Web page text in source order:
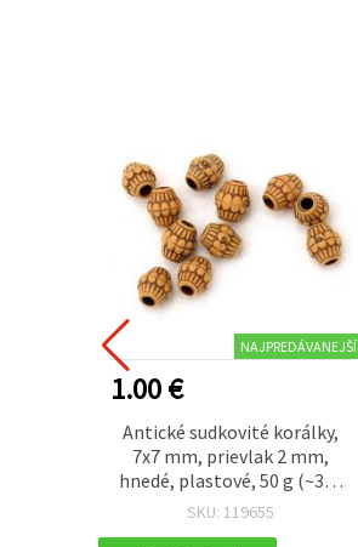
NAJPREDÁVANEJŠÍ
1.00 €
Antické sudkovité korálky,
7x7 mm, prievlak 2 mm,
hnedé, plastové, 50 g (~340
ks)
SKU: 119655